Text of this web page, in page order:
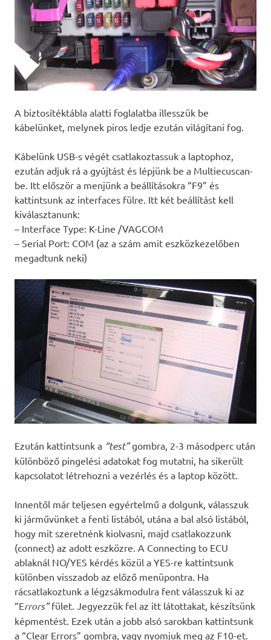
A biztosítéktábla alatti foglalatba illesszük be
kábelünket, melynek piros ledje ezután világítani fog.
Kábelünk USB-s végét csatlakoztassuk a laptophoz,
ezután adjuk rá a gyújtást és lépjünk be a Multiecuscan-
be. Itt először a menjünk a beállításokra “F9” és
kattintsunk az interfaces fülre. Itt két beállítást kell
kiválasztanunk:
– Interface Type: K-Line /VAGCOM
– Serial Port: COM (az a szám amit eszközkezelőben
megadtunk neki)
Ezután kattintsunk a “test”gombra, 2-3 másodperc után
különböző pingelési adatokat fog mutatni, ha sikerült
kapcsolatot létrehozni a vezérlés és a laptop között.
Innentől már teljesen egyértelmű a dolgunk, válasszuk
ki járművünket a fenti listából, utána a bal alsó listából,
hogy mit szeretnénk kiolvasni, majd csatlakozzunk
(connect) az adott eszközre. A Connecting to ECU
ablaknál NO/YES kérdés közül a YES-re kattintsunk
különben visszadob az előző menüpontra. Ha
rácsatlakoztunk a légzsákmodulra fent válasszuk ki az
“Errors”fület. Jegyezzük fel az itt látottakat, készítsünk
képmentést. Ezek után a jobb alsó sarokban kattintsunk
a “Clear Errors” gombra, vagy nyomjuk meg az F10-et.